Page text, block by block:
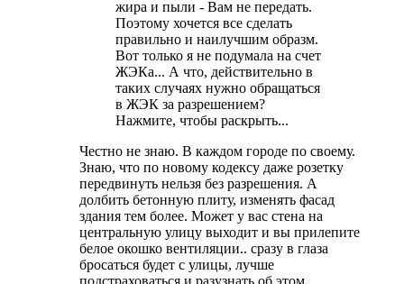
жира и пыли - Вам не передать.
Поэтому хочется все сделать
правильно и наилучшим образм.
Вот только я не подумала на счет
ЖЭКа... А что, действительно в
таких случаях нужно обращаться
в ЖЭК за разрешением?
Нажмите, чтобы раскрыть...
Честно не знаю. В каждом городе по своему.
Знаю, что по новому кодексу даже розетку
передвинуть нельзя без разрешения. А
долбить бетонную плиту, изменять фасад
здания тем более. Может у вас стена на
центральную улицу выходит и вы прилепите
белое окошко вентиляции.. сразу в глаза
бросаться будет с улицы, лучше
подстраховаться и разузнать об этом.